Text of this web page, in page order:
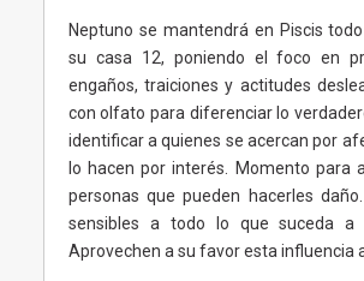
Neptuno se mantendrá en Piscis
su casa 12, poniendo el foco en
engaños, traiciones y actitudes
con olfato para diferenciar lo
identificar a quienes se acercan por
lo hacen por interés. Momento para
personas que pueden hacerles
sensibles a todo lo que suceda a
Aprovechen a su favor esta influencia